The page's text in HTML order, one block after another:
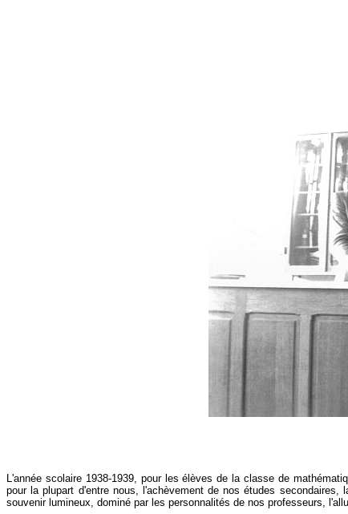
L'année scolaire 1938-1939, pour les élèves de la classe de
pour la plupart d'entre nous, l'achèvement de nos études
souvenir lumineux, dominé par les personnalités de nos professeurs,